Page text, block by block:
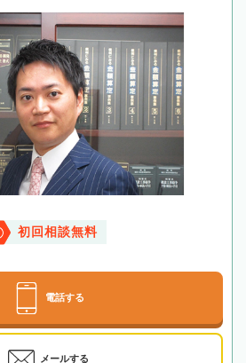
初回相談無料
電話する
メールする